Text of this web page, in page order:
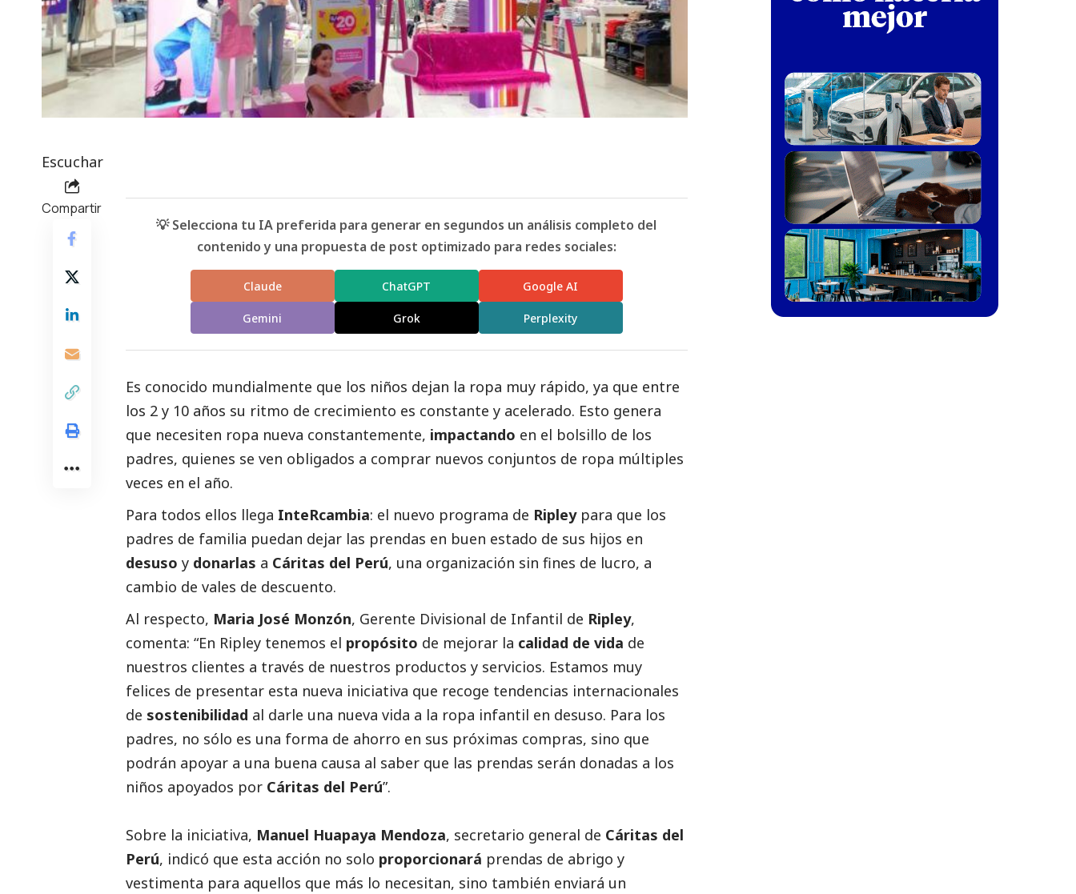
Escuchar
Compartir
💡 Selecciona tu IA preferida para generar en segundos un análisis completo del
contenido y una propuesta de post optimizado para redes sociales:
Claude ChatGPT Google AI
Gemini Grok Perplexity
Es conocido mundialmente que los niños dejan la ropa muy rápido, ya que entre
los 2 y 10 años su ritmo de crecimiento es constante y acelerado. Esto genera
que necesiten ropa nueva constantemente, impactando en el bolsillo de los
padres, quienes se ven obligados a comprar nuevos conjuntos de ropa múltiples
veces en el año.
Para todos ellos llega InteRcambia: el nuevo programa de Ripley para que los
padres de familia puedan dejar las prendas en buen estado de sus hijos en
desuso y donarlas a Cáritas del Perú, una organización sin fines de lucro, a
cambio de vales de descuento.
Al respecto, Maria José Monzón, Gerente Divisional de Infantil de Ripley,
comenta: “En Ripley tenemos el propósito de mejorar la calidad de vida de
nuestros clientes a través de nuestros productos y servicios. Estamos muy
felices de presentar esta nueva iniciativa que recoge tendencias internacionales
de sostenibilidad al darle una nueva vida a la ropa infantil en desuso. Para los
padres, no sólo es una forma de ahorro en sus próximas compras, sino que
podrán apoyar a una buena causa al saber que las prendas serán donadas a los
niños apoyados por Cáritas del Perú”.
Sobre la iniciativa, Manuel Huapaya Mendoza, secretario general de Cáritas del
Perú, indicó que esta acción no solo proporcionará prendas de abrigo y
vestimenta para aquellos que más lo necesitan, sino también enviará un